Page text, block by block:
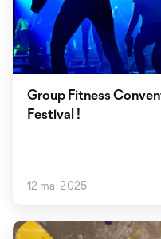
Group Fitness
Festival !
12 mai 2025